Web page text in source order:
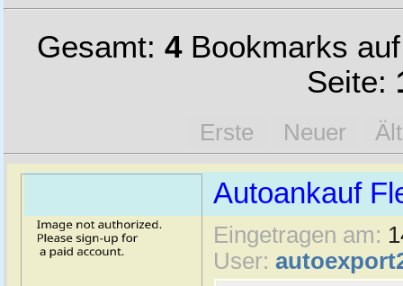
Gesamt: 4Bookmarks
Seite:
Erste Neuer
Autoankauf
Eingetragen am:
User: